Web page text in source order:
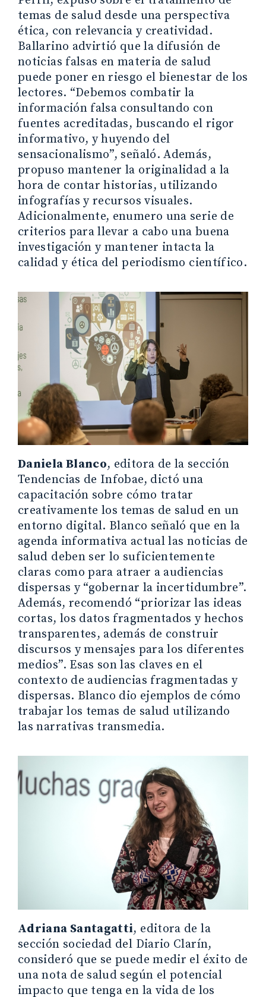
temas de salud desde una perspectiva
ética, con relevancia y creatividad.
Ballarino advirtió que la difusión de
noticias falsas en materia de salud
puede poner en riesgo el bienestar de los
lectores. “Debemos combatir la
información falsa consultando con
fuentes acreditadas, buscando el rigor
informativo, y huyendo del
sensacionalismo”, señaló. Además,
propuso mantener la originalidad a la
hora de contar historias, utilizando
infografías y recursos visuales.
Adicionalmente, enumero una serie de
criterios para llevar a cabo una buena
investigación y mantener intacta la
calidad y ética del periodismo científico.
Daniela Blanco, editora de la sección
Tendencias de Infobae, dictó una
capacitación sobre cómo tratar
creativamente los temas de salud en un
entorno digital. Blanco señaló que en la
agenda informativa actual las noticias de
salud deben ser lo suficientemente
claras como para atraer a audiencias
dispersas y “gobernar la incertidumbre”.
Además, recomendó “priorizar las ideas
cortas, los datos fragmentados y hechos
transparentes, además de construir
discursos y mensajes para los diferentes
medios”. Esas son las claves en el
contexto de audiencias fragmentadas y
dispersas. Blanco dio ejemplos de cómo
trabajar los temas de salud utilizando
las narrativas transmedia.
Adriana Santagatti, editora de la
sección sociedad del Diario Clarín,
consideró que se puede medir el éxito de
una nota de salud según el potencial
impacto que tenga en la vida de los